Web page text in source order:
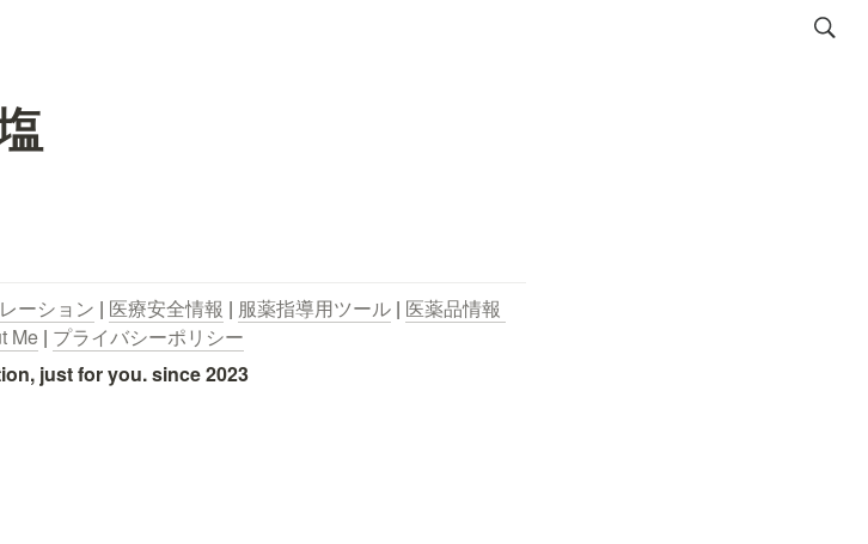
ーション | 医療安全情報 | 服薬指導用ツール | 医薬品情報
Me | プライバシーポリシー
just for you. since 2023